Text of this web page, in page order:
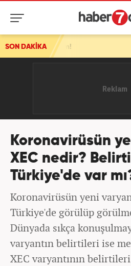
SON DAKİKA
Koronavirüsün
XEC nedir?
Türkiye'de var
Koronavirüsün yeni
Türkiye'de görülüp
Dünyada sıkça
varyantın belirtileri ise
XEC varyantının